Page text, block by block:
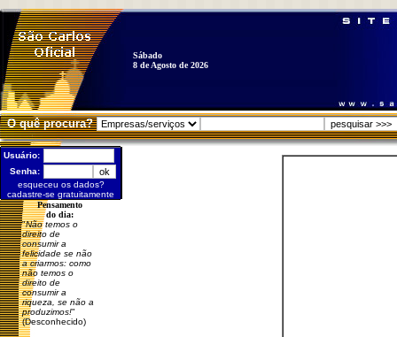
Sábado
8 de Agosto de 2026
O quê procura?
Usuário:
Senha:
esqueceu os dados?
cadastre-se gratuitamente
Pensamento
do dia:
"Não temos o
direito de
consumir a
felicidade se não
a criarmos: como
não temos o
direito de
consumir a
riqueza, se não a
produzimos!"
(Desconhecido)